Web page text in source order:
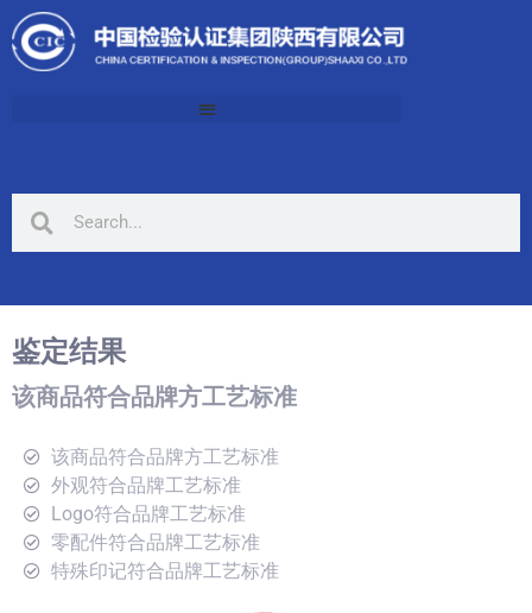
鉴定结果
该商品符合品牌方工艺标准
该商品符合品牌方工艺标准
外观符合品牌工艺标准
Logo符合品牌工艺标准
零配件符合品牌工艺标准
特殊印记符合品牌工艺标准